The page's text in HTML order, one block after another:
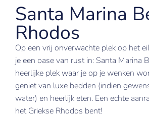
Santa Marina
Rhodos
Op een vrij onverwachte plek op het
je een oase van rust in: Santa Marina
heerlijke plek waar je op je wenken
geniet van luxe bedden (indien
water) en heerlijk eten. Een echte
het Griekse Rhodos bent!